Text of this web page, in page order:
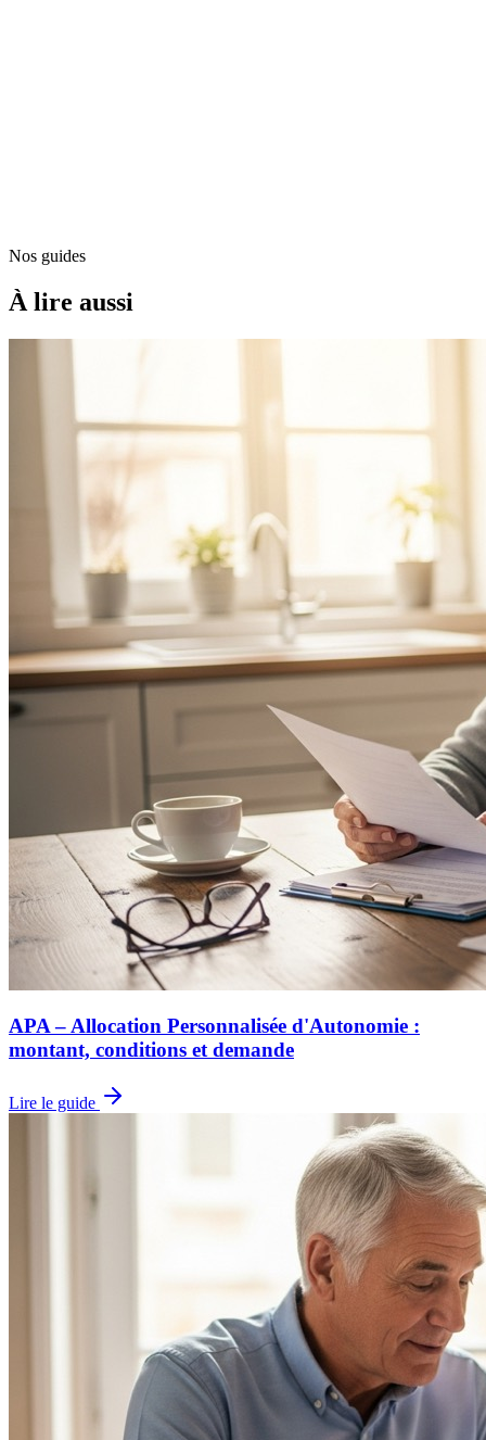
Bénéficiaire
Nos guides
À lire aussi
APA – Allocation Personnalisée d'Autonomie :
montant, conditions et demande
Lire le guide